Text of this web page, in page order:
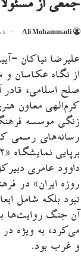
جمعی از
Ali Mohammadi
صلح اسلامی،
کرم‌الهی معاون
زنگی موسسه
رسانه‌های رسمی
برپایی نمایشگاه «۱۲ روزه ایران» در ۴۰ کشور جهان
نبود بلکه شامل
آن جنگ روایت‌ها
می‌کرد، به ویژه
و غرب بود.